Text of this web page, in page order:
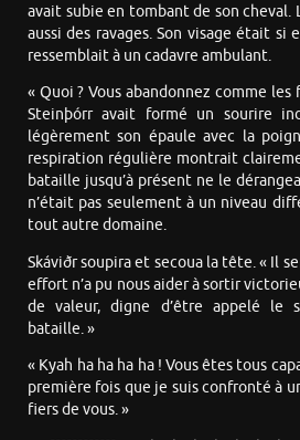
avait subie en tombant de son cheval.
aussi des ravages. Son visage était si
ressemblait à un cadavre ambulant.
« Quoi ? Vous abandonnez comme les
Steinþórr avait formé un sourire
légèrement son épaule avec la
respiration régulière montrait
bataille jusqu’à présent ne le
n’était pas seulement à un niveau
tout autre domaine.
Skáviðr soupira et secoua la tête. « Il
effort n’a pu nous aider à sortir
de valeur, digne d’être appelé le
bataille. »
« Kyah ha ha ha ha ! Vous êtes tous
première fois que je suis confronté à
fiers de vous. »